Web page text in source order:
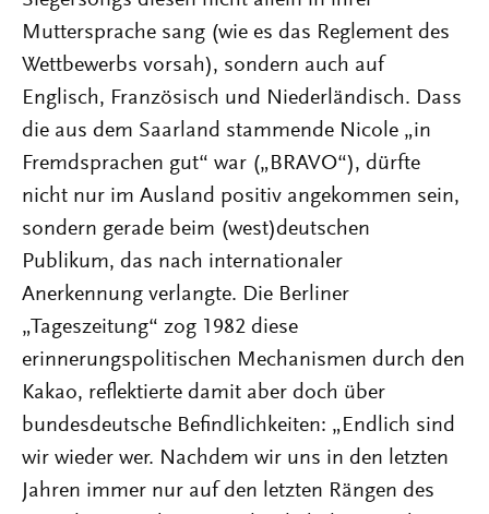
Muttersprache sang (wie es das Reglement des
Wettbewerbs vorsah), sondern auch auf
Englisch, Französisch und Niederländisch. Dass
die aus dem Saarland stammende Nicole „in
Fremdsprachen gut“ war („BRAVO“), dürfte
nicht nur im Ausland positiv angekommen sein,
sondern gerade beim (west)deutschen
Publikum, das nach internationaler
Anerkennung verlangte. Die Berliner
„Tageszeitung“ zog 1982 diese
erinnerungspolitischen Mechanismen durch den
Kakao, reflektierte damit aber doch über
bundesdeutsche Befindlichkeiten: „Endlich sind
wir wieder wer. Nachdem wir uns in den letzten
Jahren immer nur auf den letzten Rängen des